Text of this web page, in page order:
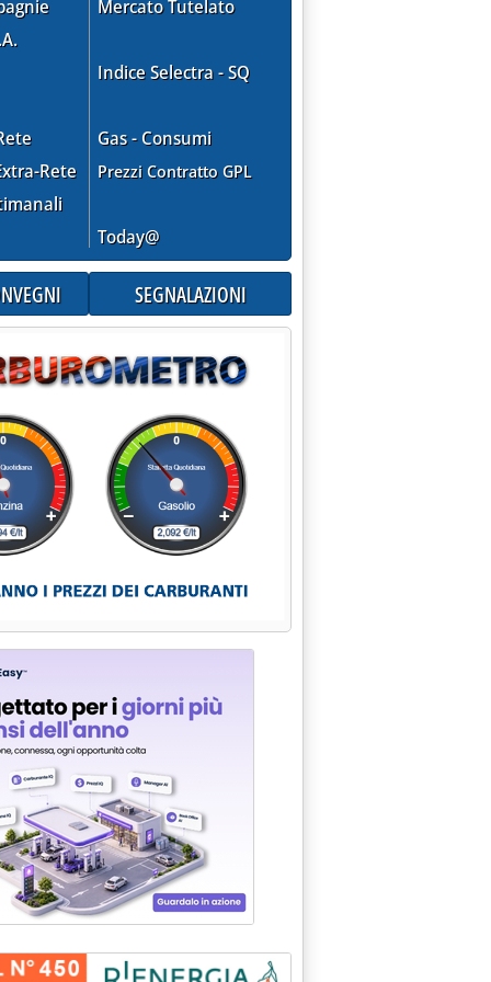
Rete
Mercato Tutelato
Indice Selectra - SQ
Gas - Consumi
Prezzi Contratto GPL
Today@
SEGNALAZIONI